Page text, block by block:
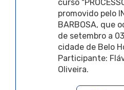
curso
promovido pelo
BARBOSA, que
de setembro a
cidade de Belo
Participante:
Oliveira.